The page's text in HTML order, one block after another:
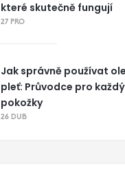
které skutečně fungují
27 PRO
Jak správně používat
pleť: Průvodce pro
pokožky
26 DUB